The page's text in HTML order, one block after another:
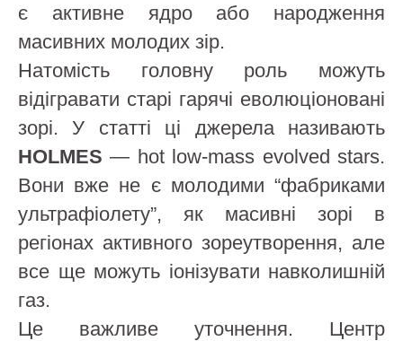
є активне ядро або народження
масивних молодих зір.
Натомість головну роль можуть
відігравати старі гарячі еволюціоновані
зорі. У статті ці джерела називають
HOLMES — hot low-mass evolved stars.
Вони вже не є молодими “фабриками
ультрафіолету”, як масивні зорі в
регіонах активного зореутворення, але
все ще можуть іонізувати навколишній
газ.
Це важливе уточнення. Центр